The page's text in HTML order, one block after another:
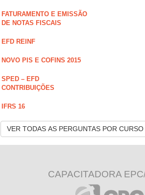
FATURAMENTO E EMISSÃO
DE NOTAS FISCAIS
EFD REINF
NOVO PIS E COFINS 2015
SPED – EFD
CONTRIBUIÇÕES
IFRS 16
VER TODAS AS PERGUNTAS POR CURSO
CAPACITADORA